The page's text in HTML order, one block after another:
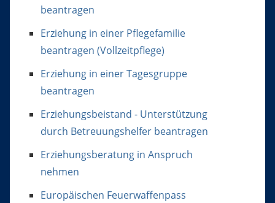
beantragen
Erziehung in einer Pflegefamilie
beantragen (Vollzeitpflege)
Erziehung in einer Tagesgruppe
beantragen
Erziehungsbeistand - Unterstützung
durch Betreuungshelfer beantragen
Erziehungsberatung in Anspruch
nehmen
Europäischen Feuerwaffenpass